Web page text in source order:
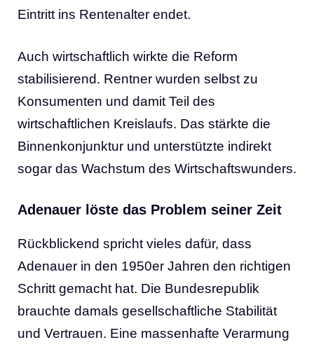
Eintritt ins Rentenalter endet.
Auch wirtschaftlich wirkte die Reform
stabilisierend. Rentner wurden selbst zu
Konsumenten und damit Teil des
wirtschaftlichen Kreislaufs. Das stärkte die
Binnenkonjunktur und unterstützte indirekt
sogar das Wachstum des Wirtschaftswunders.
Adenauer löste das Problem seiner Zeit
Rückblickend spricht vieles dafür, dass
Adenauer in den 1950er Jahren den richtigen
Schritt gemacht hat. Die Bundesrepublik
brauchte damals gesellschaftliche Stabilität
und Vertrauen. Eine massenhafte Verarmung